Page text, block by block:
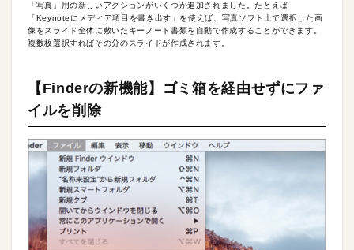
「写真」用の新しいアクションがいくつか追加されました。たとえば
「Keynoteにメディア項目を書き出す」を使えば、写真ソフト上で選択した画
像をスライド全体に敷いたキーノート書類を自動で作成することができます。
複数枚選択すればその分のスライドが作成されます。
【Finderの新機能】ゴミ箱を経由せずにファ
イルを削除